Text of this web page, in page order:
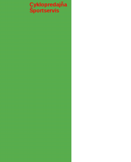
Cyklopredajňa
Športservis